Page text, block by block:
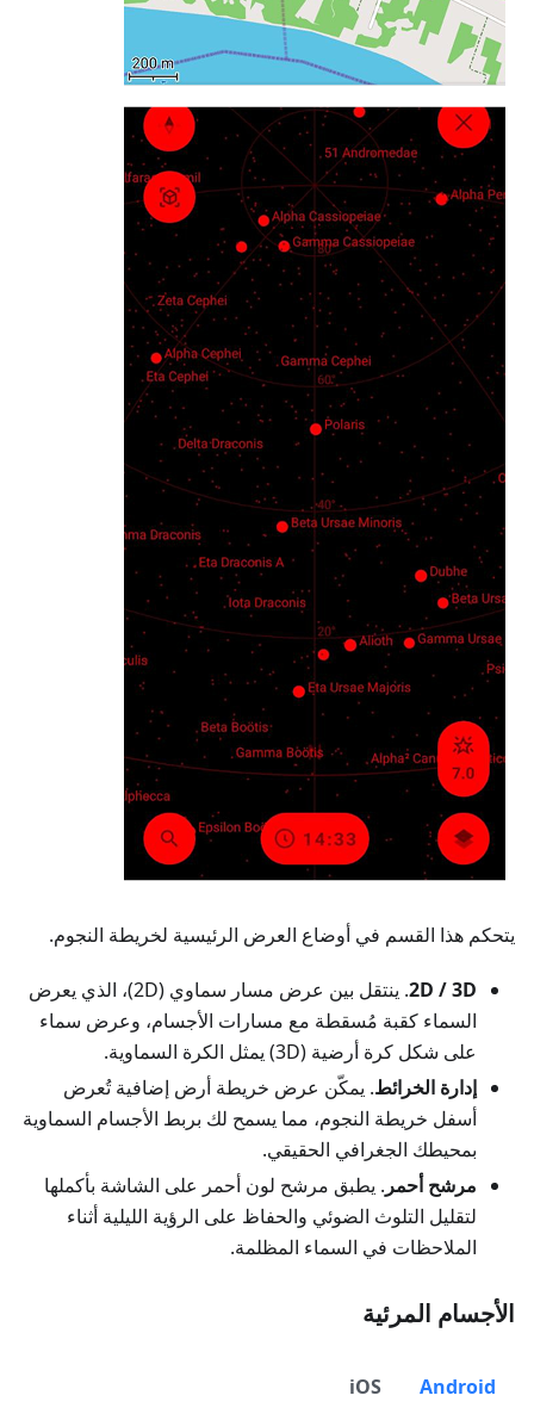
يتحكم هذا القسم في أوضاع العرض الرئيسية لخريطة النجوم.
2D /3D
. ينتقل بين عرض مسار سماوي (2D)، الذي يعرض
السماء كقبة مُسقطة مع مسارات الأجسام، وعرض سماء
على شكل كرة أرضية (3D) يمثل الكرة السماوية.
إدارة الخرائط. يمكّن عرض خريطة أرض إضافية تُعرض
أسفل خريطة النجوم، مما يسمح لك بربط الأجسام السماوية
بمحيطك الجغرافي الحقيقي.
مرشح أحمر . يطبق مرشح لون أحمر على الشاشة بأكملها
لتقليل التلوث الضوئي والحفاظ على الرؤية الليلية أثناء
الملاحظات في السماء المظلمة.
الأجسام المرئية
Android
iOS